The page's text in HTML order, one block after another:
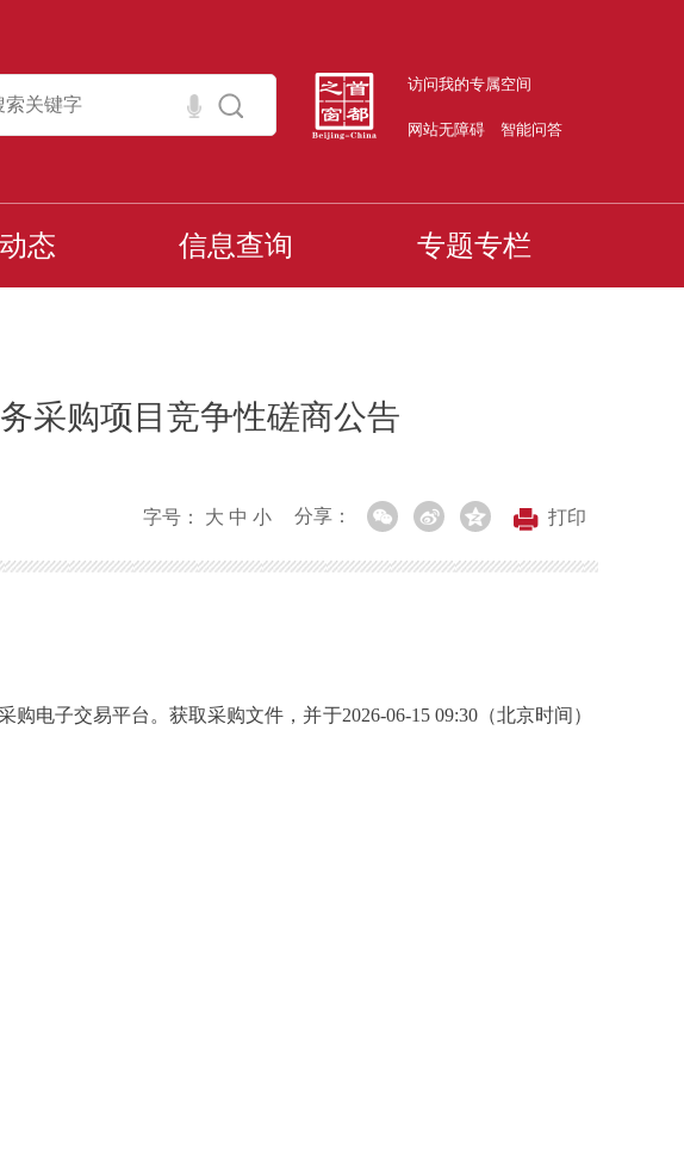
访问我的专属空间
网站无障碍 智能问答
态 信息查询 专题专栏
采购项目竞争性磋商公告
字号： 大 中 小 分享： 打印
子交易平台。获取采购文件，并于2026-06-15 09:30（北京时间）